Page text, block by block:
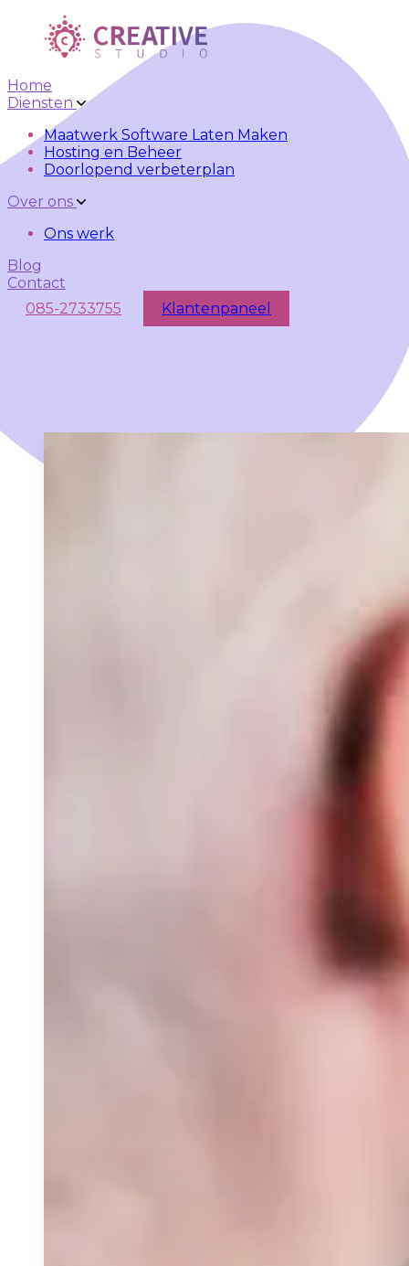
Skip to main content Skip to navigation
Home
Diensten
Maatwerk Software Laten Maken
Hosting en Beheer
Doorlopend verbeterplan
Over ons
Ons werk
Blog
Contact
085-2733755
Klantenpaneel